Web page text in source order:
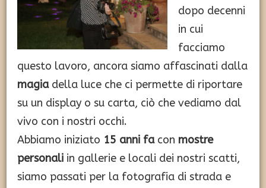
dopo decenni
in cui
facciamo
questo lavoro, ancora siamo affascinati dalla
magia della luce che ci permette di riportare
su un display o su carta, ciò che vediamo dal
vivo con i nostri occhi.
Abbiamo iniziato 15 anni facon mostre
personali in gallerie e locali dei nostri scatti,
siamo passati per la fotografia di strada e